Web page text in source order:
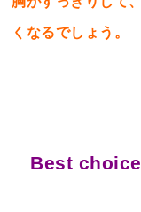
くなるでしょう。
Best